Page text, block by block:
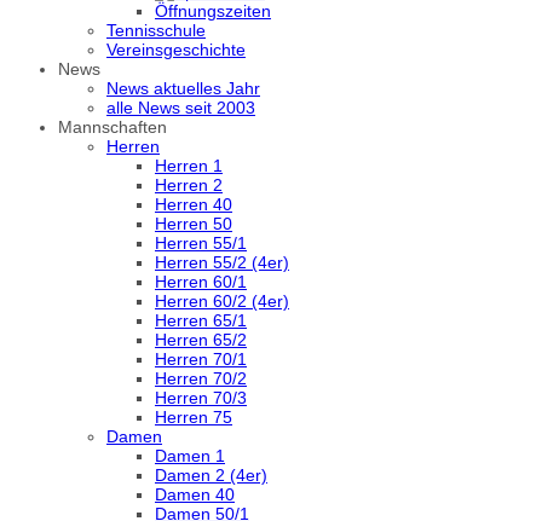
Öffnungszeiten
Tennisschule
Vereinsgeschichte
News
News aktuelles Jahr
alle News seit 2003
Mannschaften
Herren
Herren 1
Herren 2
Herren 40
Herren 50
Herren 55/1
Herren 55/2 (4er)
Herren 60/1
Herren 60/2 (4er)
Herren 65/1
Herren 65/2
Herren 70/1
Herren 70/2
Herren 70/3
Herren 75
Damen
Damen 1
Damen 2 (4er)
Damen 40
Damen 50/1